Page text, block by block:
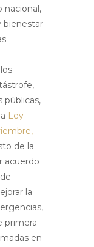
nacional,
bienestar
públicas,
Ley
de la
acuerdo
la
primera
en